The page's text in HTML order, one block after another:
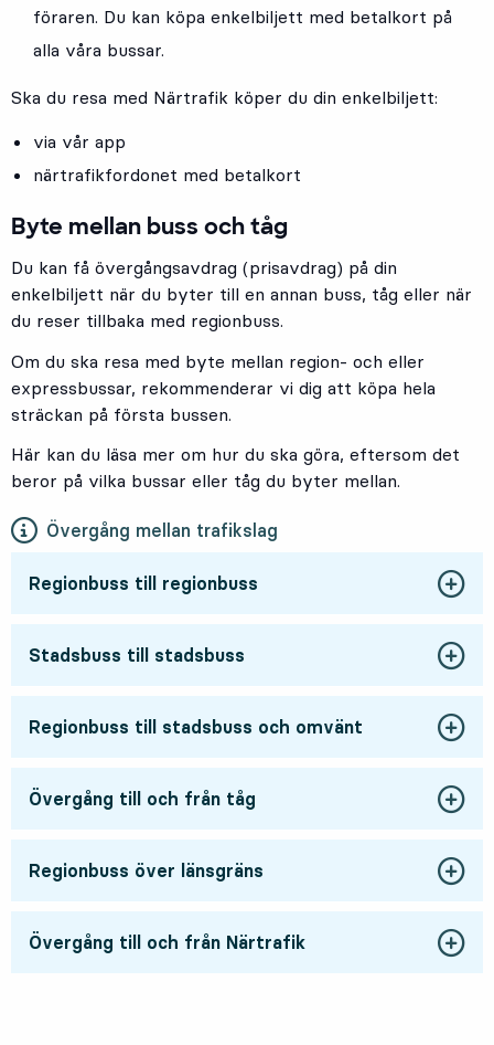
föraren. Du kan köpa enkelbiljett med betalkort på
alla våra bussar.
Ska du resa med Närtrafik köper du din enkelbiljett:
via vår app
närtrafikfordonet med betalkort
Byte mellan buss och tåg
Du kan få övergångsavdrag (prisavdrag) på din
enkelbiljett när du byter till en annan buss, tåg eller när
du reser tillbaka med regionbuss.
Om du ska resa med byte mellan region- och eller
expressbussar, rekommenderar vi dig att köpa hela
sträckan på första bussen.
Här kan du läsa mer om hur du ska göra, eftersom det
beror på vilka bussar eller tåg du byter mellan.
Övergång mellan trafikslag
Regionbuss till regionbuss
Stadsbuss till stadsbuss
Regionbuss till stadsbuss och omvänt
Övergång till och från tåg
Regionbuss över länsgräns
Övergång till och från Närtrafik